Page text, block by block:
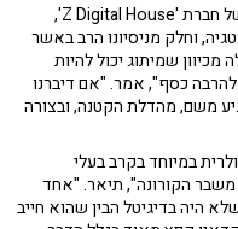
לשיחה הצטרף זיו שיינפלד, מנכ"ל ובעלים של חברת 'Z Digital House',
וחלק מניסיונו הרב באשר
מכיוון שמיתוג יכול להיות
להרבה כסף", אמר. "אם דיברנו
משם, מהדלת הקטנה, ובצורה
במיוחד בקרב בעלי
הקורונה", תיאר. "אחד
היה בדיגיטל הבין שהוא חייב